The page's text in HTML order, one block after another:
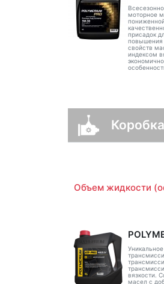
моторное
присадок
свойств
индексом
Объем жидкости
вязкости.
масел с